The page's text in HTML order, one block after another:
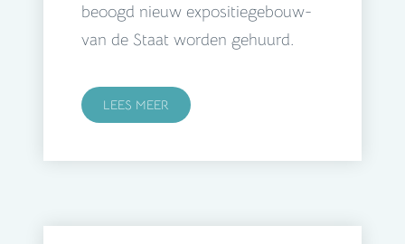
beoogd nieuw expositiegebouw-
van de Staat worden gehuurd.
LEES MEER